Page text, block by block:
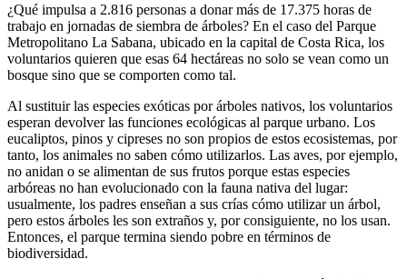
¿Qué impulsa a 2.816 personas a donar más de 17.375 horas de
trabajo en jornadas de siembra de árboles? En el caso del Parque
Metropolitano La Sabana, ubicado en la capital de Costa Rica, los
voluntarios quieren que esas 64 hectáreas no solo se vean como un
bosque sino que se comporten como tal.
Al sustituir las especies exóticas por árboles nativos, los voluntarios
esperan devolver las funciones ecológicas al parque urbano. Los
eucaliptos, pinos y cipreses no son propios de estos ecosistemas, por
tanto, los animales no saben cómo utilizarlos. Las aves, por ejemplo,
no anidan o se alimentan de sus frutos porque estas especies
arbóreas no han evolucionado con la fauna nativa del lugar:
usualmente, los padres enseñan a sus crías cómo utilizar un árbol,
pero estos árboles les son extraños y, por consiguiente, no los usan.
Entonces, el parque termina siendo pobre en términos de
biodiversidad.